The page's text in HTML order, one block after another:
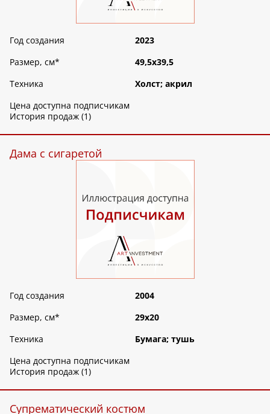
Год создания
2023
Размер, см*
49,5х39,5
Техника
Холст; акрил
Цена доступна подписчикам
История продаж (1)
Дама с сигаретой
Год создания
2004
Размер, см*
29х20
Техника
Бумага; тушь
Цена доступна подписчикам
История продаж (1)
Супрематический костюм